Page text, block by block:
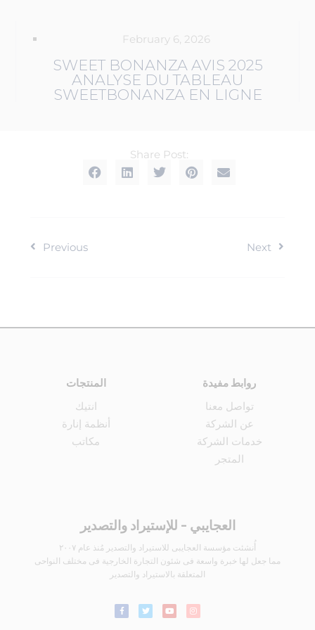
February 6, 2026
SWEET BONANZA AVIS 2025
ANALYSE DU TABLEAU
SWEETBONANZA EN LIGNE
Share Post:
Previous Next
المنتجات
انتيك
أنظمة إنارة
مكاتب
روابط مفيدة
تواصل معنا
عن الشركة
خدمات الشركة
المتجر
العجايبي - للإستيراد والتصدير
أُنشئت مؤسسة العجايبى للاستيراد والتصدير مُنذ عام ٢٠٠٧
مما جعل لها خبرة واسعة فى شئون التجارة الخارجية فى مختلف النواحى
المتعلقة بالاستيراد والتصدير